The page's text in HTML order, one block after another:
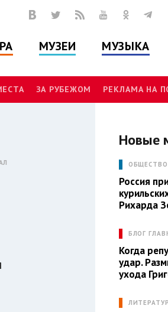
МУЗЕИ МУЗЫКА
ЗА РУБЕЖОМ РЕКЛАМА НА
Новые
ОБЩЕСТВО
Россия
Рихарда
БЛОГ
Когда
удар.
ухода